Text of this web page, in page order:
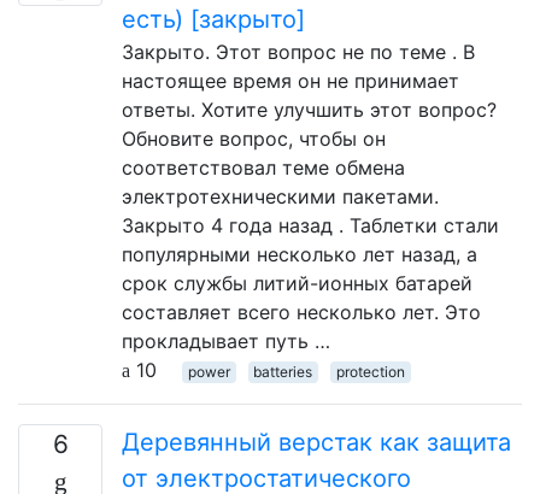
есть) [закрыто]
Закрыто. Этот вопрос не по теме . В
настоящее время он не принимает
ответы. Хотите улучшить этот вопрос?
Обновите вопрос, чтобы он
соответствовал теме обмена
электротехническими пакетами.
Закрыто 4 года назад . Таблетки стали
популярными несколько лет назад, а
срок службы литий-ионных батарей
составляет всего несколько лет. Это
прокладывает путь …
10
power batteries protection
6
Деревянный верстак как защита
от электростатического